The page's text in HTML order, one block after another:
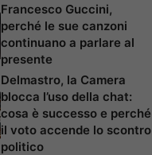
Francesco Guccini,
perché le sue canzoni
continuano a parlare al
presente
Delmastro, la Camera
blocca l’uso della chat:
cosa è successo e perché
il voto accende lo scontro
politico